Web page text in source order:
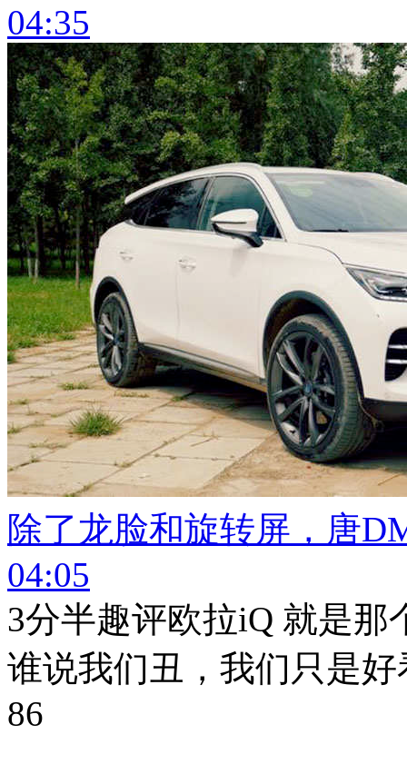
04:35
除了龙脸和旋转屏，唐
04:05
3分半趣评欧拉iQ 就是那
谁说我们丑，我们只是
86